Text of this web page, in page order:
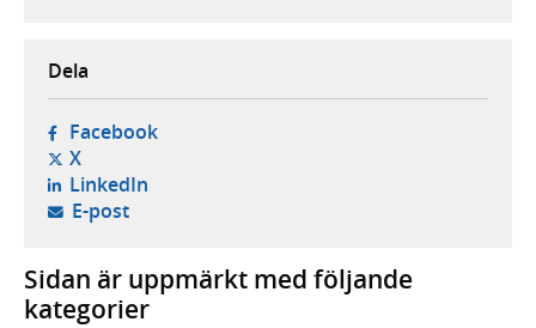
Dela
Facebook- öppnas i ny flik, extern webbplats,
X- öppnas i ny flik, extern webbplats,
LinkedIn- öppnas i ny flik, extern webbplats,
E-post- öppnar din e-postklient,
Sidan är uppmärkt med följande
kategorier